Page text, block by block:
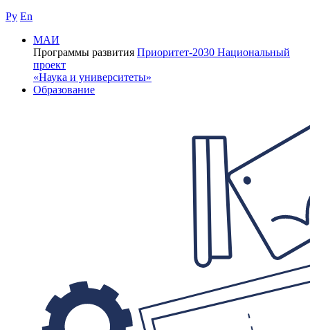
Ру En
МАИ
Программы развития Приоритет-2030 Национальный
проект
«Наука и университеты»
Образование